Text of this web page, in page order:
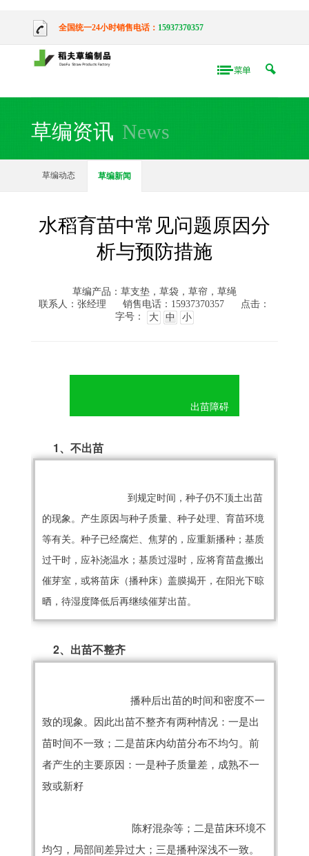
全国统一24小时销售电话： 15937370357
草编资讯 News
草编动态 草编新闻
水稻育苗中常见问题原因分
析与预防措施
草编产品：草支垫，草袋，草帘，草绳
联系人：张经理
销售电话：15937370357
点击：
字号：
大 中 小
					出苗障碍
1、不出苗
到规定时间，种子仍不顶土出苗
的现象。产生原因与种子质量、种子处理、育苗环境
等有关。种子已经腐烂、焦芽的，应重新播种；基质
过干时，应补浇温水；基质过湿时，应将育苗盘搬出
催芽室，或将苗床（播种床）盖膜揭开，在阳光下晾
晒，待湿度降低后再继续催芽出苗。
2、出苗不整齐
播种后出苗的时间和密度不一
致的现象。因此出苗不整齐有两种情况：一是出
苗时间不一致；二是苗床内幼苗分布不均匀。前
者产生的主要原因：一是种子质量差，成熟不一
致或新籽
陈籽混杂等；二是苗床环境不
均匀，局部间差异过大；三是播种深浅不一致。